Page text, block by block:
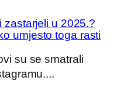
zastarjeli u 2025.?
umjesto toga rasti
su se smatrali